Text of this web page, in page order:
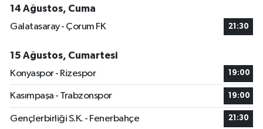
14 Ağustos, Cuma
Galatasaray - Çorum FK
21:30
15 Ağustos, Cumartesi
Konyaspor - Rizespor
19:00
Kasımpaşa - Trabzonspor 19:00
Gençlerbirliği S.K. - Fenerbahçe 21:30